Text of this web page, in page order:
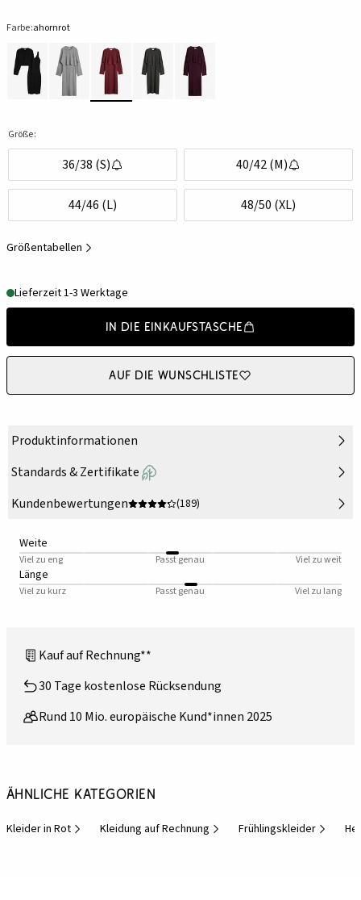
Farbe:ahornrot
Größe:
36/38 (S) 40/42 (M)
44/46 (L) 48/50 (XL)
Größentabellen
Lieferzeit 1-3 Werktage
In die Einkaufstasche
Auf die Wunschliste
Produktinformationen
Standards & Zertifikate
Kundenbewertungen
(189)
Weite
Viel zu eng Passt genau Viel zu weit
Länge
Viel zu kurz Passt genau Viel zu lang
Kauf auf Rechnung**
30 Tage kostenlose Rücksendung
Rund 10 Mio. europäische Kund*innen 2025
Ähnliche Kategorien
Kleider in Rot Kleidung auf Rechnung Frühlingskleider